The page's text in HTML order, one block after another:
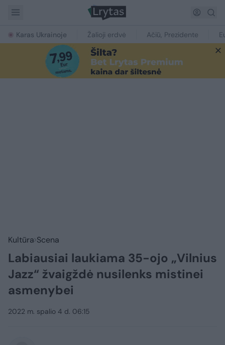
Karas Ukrainoje Žalioji erdvė Ačiū, Prezidente
Kultūra Scena
Labiausiai laukiama 35-ojo „Vilnius
Jazz“ žvaigždė nusilenks mistinei
asmenybei
2022 m. spalio 4 d. 06:15